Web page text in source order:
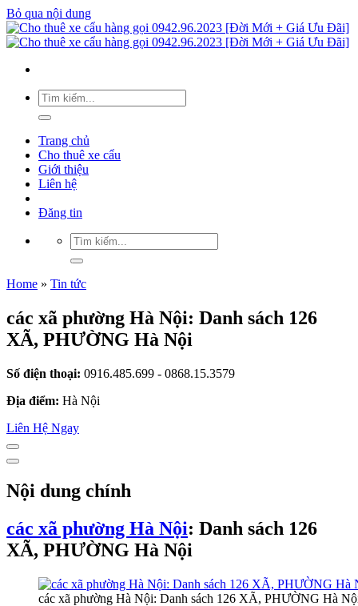
Bỏ qua nội dung
Trang chủ
Cho thuê xe cẩu
Giới thiệu
Liên hệ
Đăng tin
Home » Tin tức
các xã phường Hà Nội: Danh sách 126
XÃ, PHƯỜNG Hà Nội
Số điện thoại: 0916.485.699 - 0868.15.3579
Địa điểm: Hà Nội
Liên Hệ Ngay
Nội dung chính
các xã phường Hà Nội: Danh sách 126
XÃ, PHƯỜNG Hà Nội
các xã phường Hà Nội: Danh sách 126 XÃ, PHƯỜNG Hà